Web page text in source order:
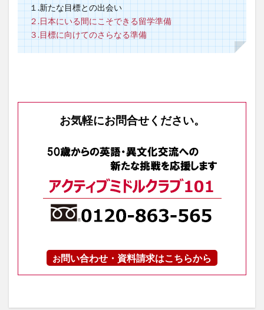
１.新たな目標との出会い
２.日本にいる間にこそできる留学準備
３.目標に向けてのさらなる準備
お気軽にお問合せください。
お問い合わせ・資料請求はこちらから